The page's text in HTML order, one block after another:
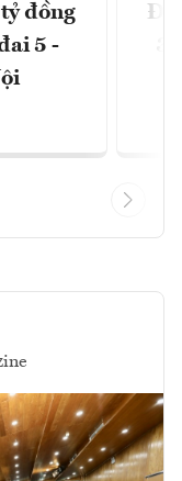
đồng
5 -